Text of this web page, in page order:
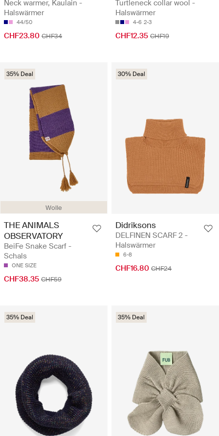
Neck warmer, Kaulain -
Halswärmer
44/50
CHF23.80 CHF34
Turtleneck collar wool -
Halswärmer
4-6 2-3
CHF12.35 CHF19
Wolle
35% Deal
THE ANIMALS
OBSERVATORY
BeiFe Snake Scarf -
Schals
ONE SIZE
CHF38.35 CHF59
30% Deal
Didriksons
DELFINEN SCARF 2 -
Halswärmer
6-8
CHF16.80 CHF24
35% Deal 35% Deal